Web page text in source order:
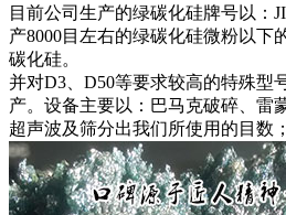
目前公司生产的绿碳化硅牌号以：
产8000目左右的绿碳化硅微粉以下
碳化硅。
并对D3、D50等要求较高的特殊型
产。设备主要以：巴马克破碎、雷
超声波及筛分出我们所使用的目数；